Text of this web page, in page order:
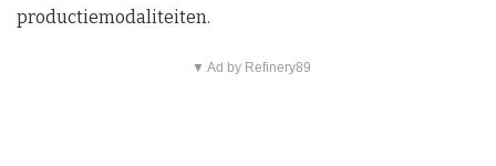
productiemodaliteiten.
▼ Ad by Refinery89